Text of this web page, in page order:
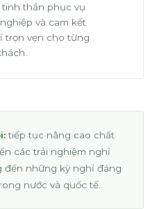
thần phục vụ
và cam kết
trọn vẹn cho từng
tiếp tục nâng cao chất
các trải nghiệm nghỉ
đến những kỳ nghỉ đáng
nước và quốc tế.